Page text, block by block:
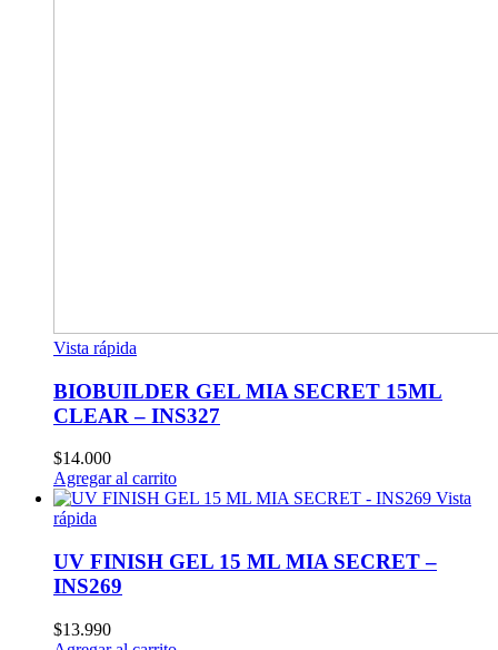
Vista rápida
BIOBUILDER GEL MIA SECRET 15ML
CLEAR – INS327
$14.000
Agregar al carrito
Vista
rápida
UV FINISH GEL 15 ML MIA SECRET –
INS269
$13.990